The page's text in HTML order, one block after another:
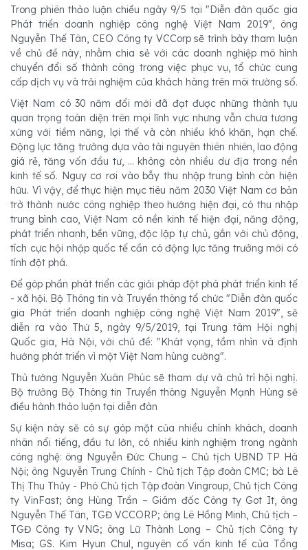
Trong phiên thảo luận chiều ngày 9/5 tại "Diễn đàn quốc gia
Phát triển doanh nghiệp công nghệ Việt Nam 2019", ông
Nguyễn Thế Tân, CEO Công ty VCCorp sẽ trình bày tham luận
về chủ đề này, nhằm chia sẻ với các doanh nghiệp mô hình
chuyển đổi số thành công trong việc phục vụ, tổ chức cung
cấp dịch vụ và trải nghiệm của khách hàng trên môi trường số.
Việt Nam có 30 năm đổi mới đã đạt được những thành tựu
quan trọng toàn diện trên mọi lĩnh vực nhưng vẫn chưa tương
xứng với tiềm năng, lợi thế và còn nhiều khó khăn, hạn chế.
Động lực tăng trưởng dựa vào tài nguyên thiên nhiên, lao động
giá rẻ, tăng vốn đầu tư, … không còn nhiều dư địa trong nền
kinh tế số. Nguy cơ rơi vào bẫy thu nhập trung bình còn hiện
hữu. Vì vậy, để thực hiện mục tiêu năm 2030 Việt Nam cơ bản
trở thành nước công nghiệp theo hướng hiện đại, có thu nhập
trung bình cao, Việt Nam có nền kinh tế hiện đại, năng động,
phát triển nhanh, bền vững, độc lập tự chủ, gắn với chủ động,
tích cực hội nhập quốc tế cần có động lực tăng trưởng mới có
tính đột phá.
Để góp phần phát triển các giải pháp đột phá phát triển kinh tế
- xã hội. Bộ Thông tin và Truyền thông tổ chức "Diễn đàn quốc
gia Phát triển doanh nghiệp công nghệ Việt Nam 2019", sẽ
diễn ra vào Thứ 5, ngày 9/5/2019, tại Trung tâm Hội nghị
Quốc gia, Hà Nội, với chủ đề: "Khát vọng, tầm nhìn và định
hướng phát triển vì một Việt Nam hùng cường".
Thủ tướng Nguyễn Xuân Phúc sẽ tham dự và chủ trì hội nghị.
Bộ trưởng Bộ Thông tin Truyền thông Nguyễn Mạnh Hùng sẽ
điều hành thảo luận tại diễn đàn
Sự kiện này sẽ có sự góp mặt của nhiều chính khách, doanh
nhân nổi tiếng, đầu tư lớn, có nhiều kinh nghiệm trong ngành
công nghệ: ông Nguyễn Đức Chung – Chủ tịch UBND TP Hà
Nội; ông Nguyễn Trung Chính - Chủ tịch Tập đoàn CMC; bà Lê
Thị Thu Thủy - Phó Chủ tịch Tập đoàn Vingroup, Chủ tịch Công
ty VinFast; ông Hùng Trần – Giám đốc Công ty Got It, ông
Nguyễn Thế Tân, TGĐ VCCORP; ông Lê Hồng Minh, Chủ tịch –
TGĐ Công ty VNG; ông Lữ Thành Long – Chủ tịch Công ty
Misa; GS. Kim Hyun Chul, nguyên cố vấn kinh tế của Tổng